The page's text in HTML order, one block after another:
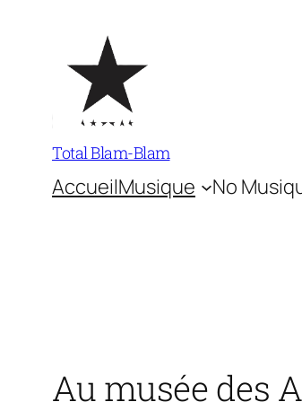
contenu
Total Blam-Blam
AccueilMusique No
Au musée des